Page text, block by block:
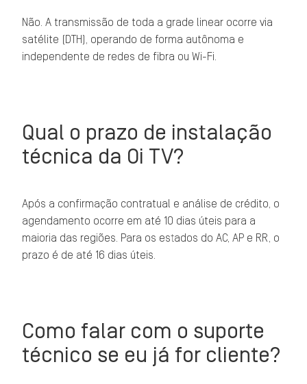
Não. A transmissão de toda a grade linear ocorre via
satélite (DTH), operando de forma autônoma e
independente de redes de fibra ou Wi-Fi.
Qual o prazo de instalação
técnica da Oi TV?
Após a confirmação contratual e análise de crédito, o
agendamento ocorre em até 10 dias úteis para a
maioria das regiões. Para os estados do AC, AP e RR, o
prazo é de até 16 dias úteis.
Como falar com o suporte
técnico se eu já for cliente?